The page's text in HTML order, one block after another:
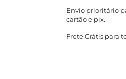
Envio prioritário
cartão e pix.
Frete Grátis para